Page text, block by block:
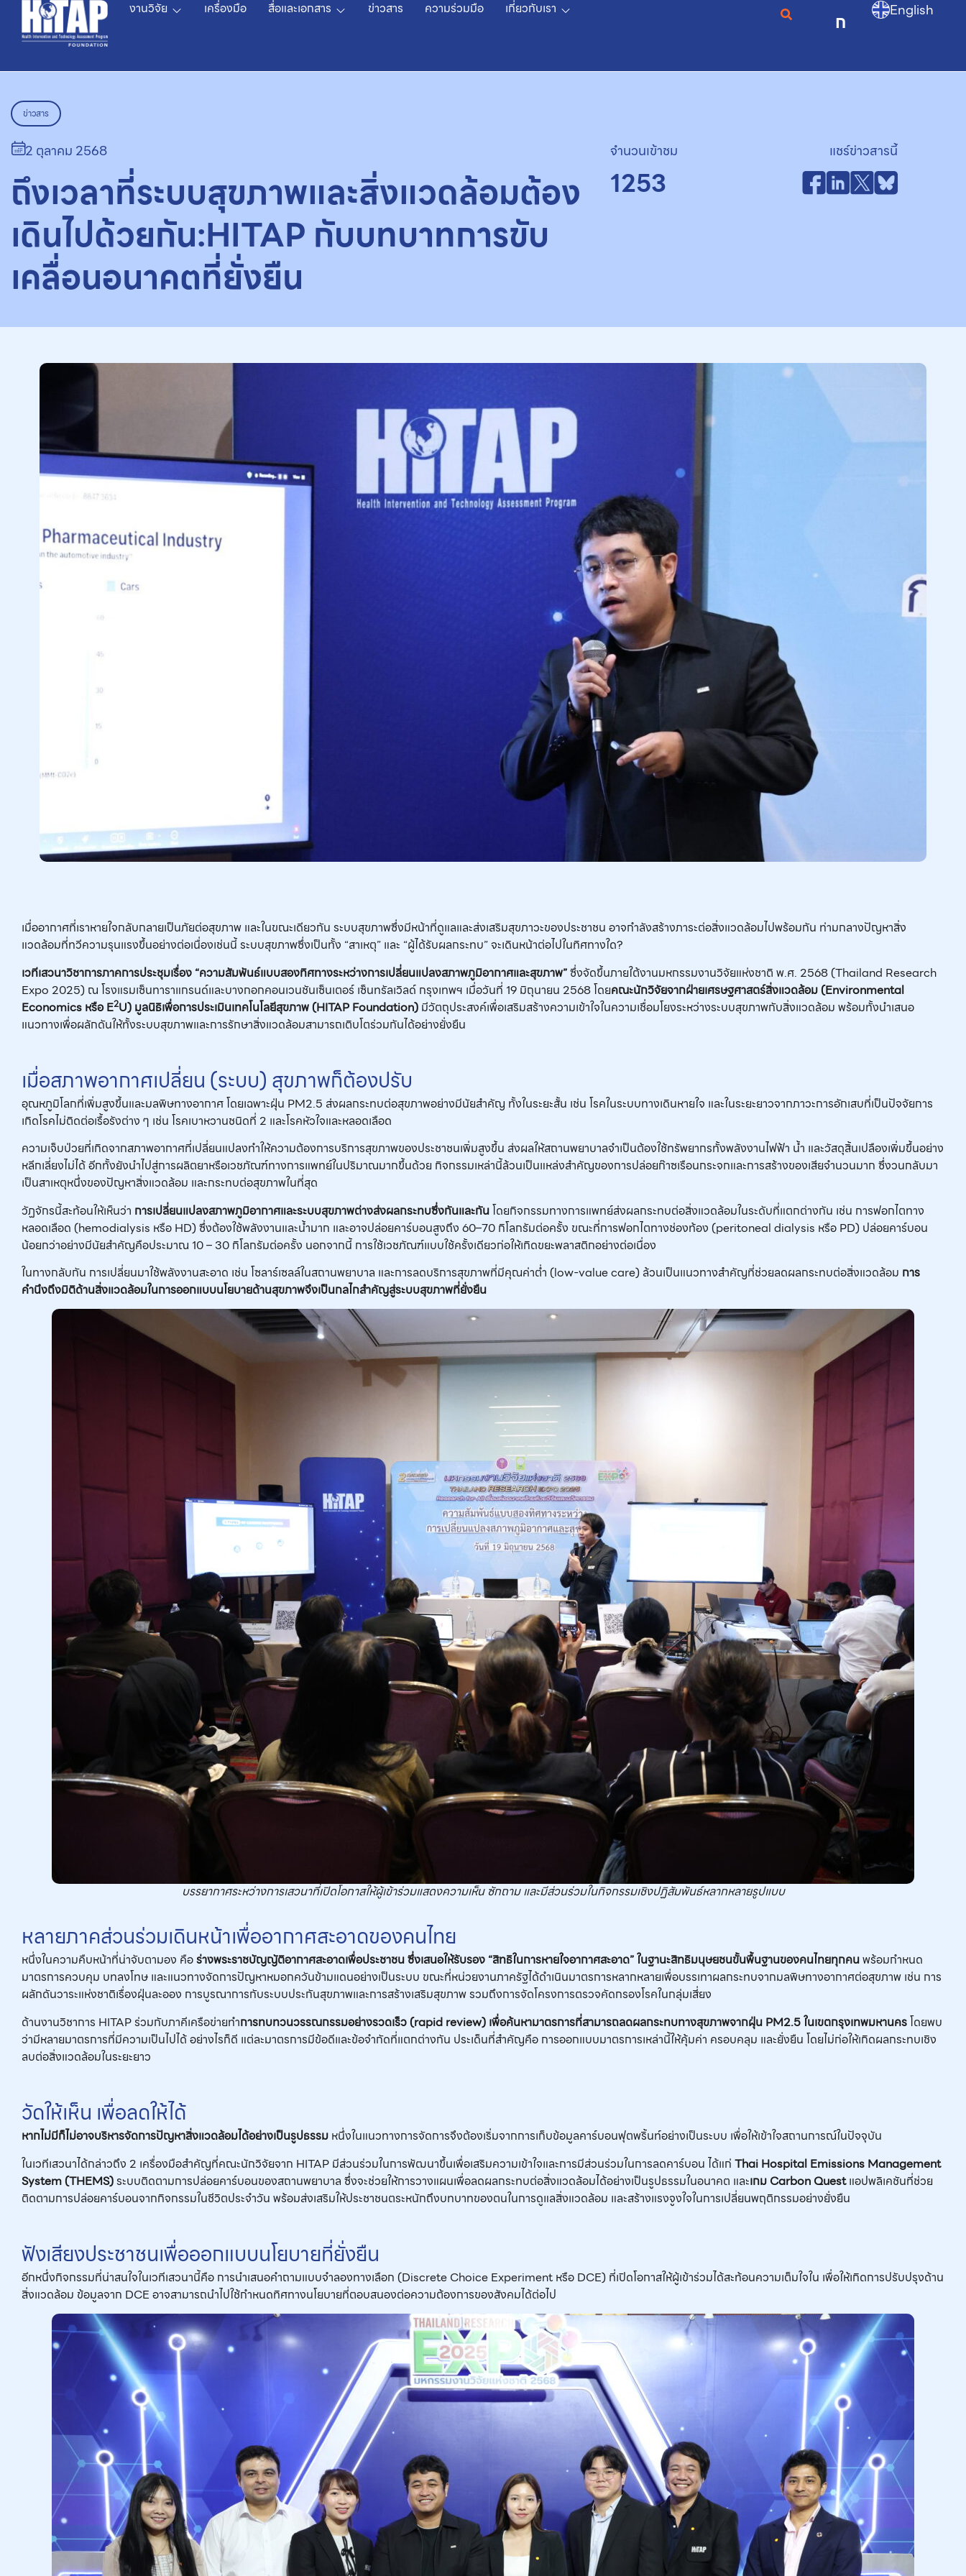
งานวิจัย เครื่องมือ สื่อและเอกสาร ข่าวสาร ความร่วมมือ เกี่ยวกับเรา
ก English
ข่าวสาร
2 ตุลาคม 2568
ถึงเวลาที่ระบบสุขภาพและสิ่งแวดล้อมต้อง
เดินไปด้วยกัน:HITAP กับบทบาทการขับ
เคลื่อนอนาคตที่ยั่งยืน
จำนวนเข้าชม
1253
แชร์ข่าวสารนี้
เมื่ออากาศที่เราหายใจกลับกลายเป็นภัยต่อสุขภาพ และในขณะเดียวกัน ระบบสุขภาพซึ่งมีหน้าที่ดูแลและส่งเสริมสุขภาวะของประชาชน อาจกำลังสร้างภาระต่อสิ่งแวดล้อมไปพร้อมกัน ท่ามกลางปัญหาสิ่ง
แวดล้อมที่ทวีความรุนแรงขึ้นอย่างต่อเนื่องเช่นนี้ ระบบสุขภาพซึ่งเป็นทั้ง “สาเหตุ” และ “ผู้ได้รับผลกระทบ” จะเดินหน้าต่อไปในทิศทางใด?
เวทีเสวนาวิชาการภาคการประชุมเรื่อง “ความสัมพันธ์แบบสองทิศทางระหว่างการเปลี่ยนแปลงสภาพภูมิอากาศและสุขภาพ”ซึ่งจัดขึ้นภายใต้งานมหกรรมงานวิจัยแห่งชาติ พ.ศ. 2568 (Thailand Research
Expo 2025) ณ โรงแรมเซ็นทาราแกรนด์และบางกอกคอนเวนชันเซ็นเตอร์ เซ็นทรัลเวิลด์ กรุงเทพฯ เมื่อวันที่ 19 มิถุนายน 2568 โดยคณะนักวิจัยจากฝ่ายเศรษฐศาสตร์สิ่งแวดล้อม (Environmental
Economics หรือE2U) มูลนิธิเพื่อการประเมินเทคโนโลยีสุขภาพ (HITAP Foundation) มีวัตถุประสงค์เพื่อเสริมสร้างความเข้าใจในความเชื่อมโยงระหว่างระบบสุขภาพกับสิ่งแวดล้อม พร้อมทั้งนำเสนอ
แนวทางเพื่อผลักดันให้ทั้งระบบสุขภาพและการรักษาสิ่งแวดล้อมสามารถเติบโตร่วมกันได้อย่างยั่งยืน
เมื่อสภาพอากาศเปลี่ยน (ระบบ) สุขภาพก็ต้องปรับ
อุณหภูมิโลกที่เพิ่มสูงขึ้นและมลพิษทางอากาศ โดยเฉพาะฝุ่น PM2.5 ส่งผลกระทบต่อสุขภาพอย่างมีนัยสำคัญ ทั้งในระยะสั้น เช่น โรคในระบบทางเดินหายใจ และในระยะยาวจากภาวะการอักเสบที่เป็นปัจจัยการ
เกิดโรคไม่ติดต่อเรื้อรังต่าง ๆ เช่น โรคเบาหวานชนิดที่ 2 และโรคหัวใจและหลอดเลือด
ความเจ็บป่วยที่เกิดจากสภาพอากาศที่เปลี่ยนแปลงทำให้ความต้องการบริการสุขภาพของประชาชนเพิ่มสูงขึ้น ส่งผลให้สถานพยาบาลจำเป็นต้องใช้ทรัพยากรทั้งพลังงานไฟฟ้า น้ำ และวัสดุสิ้นเปลืองเพิ่มขึ้นอย่าง
หลีกเลี่ยงไม่ได้ อีกทั้งยังนำไปสู่การผลิตยาหรือเวชภัณฑ์ทางการแพทย์ในปริมาณมากขึ้นด้วย กิจกรรมเหล่านี้ล้วนเป็นแหล่งสำคัญของการปล่อยก๊าซเรือนกระจกและการสร้างของเสียจำนวนมาก ซึ่งวนกลับมา
เป็นสาเหตุหนึ่งของปัญหาสิ่งแวดล้อม และกระทบต่อสุขภาพในที่สุด
วัฏจักรนี้สะท้อนให้เห็นว่า การเปลี่ยนแปลงสภาพภูมิอากาศและระบบสุขภาพต่างส่งผลกระทบซึ่งกันและกันโดยกิจกรรมทางการแพทย์ส่งผลกระทบต่อสิ่งแวดล้อมในระดับที่แตกต่างกัน เช่น การฟอกไตทาง
หลอดเลือด (hemodialysis หรือ HD) ซึ่งต้องใช้พลังงานและน้ำมาก และอาจปล่อยคาร์บอนสูงถึง 60–70 กิโลกรัมต่อครั้ง ขณะที่การฟอกไตทางช่องท้อง (peritoneal dialysis หรือ PD) ปล่อยคาร์บอน
น้อยกว่าอย่างมีนัยสำคัญคือประมาณ 10 – 30 กิโลกรัมต่อครั้ง นอกจากนี้ การใช้เวชภัณฑ์แบบใช้ครั้งเดียวก่อให้เกิดขยะพลาสติกอย่างต่อเนื่อง
ในทางกลับกัน การเปลี่ยนมาใช้พลังงานสะอาด เช่น โซลาร์เซลล์ในสถานพยาบาล และการลดบริการสุขภาพที่มีคุณค่าต่ำ (low-value care) ล้วนเป็นแนวทางสำคัญที่ช่วยลดผลกระทบต่อสิ่งแวดล้อม การ
คำนึงถึงมิติด้านสิ่งแวดล้อมในการออกแบบนโยบายด้านสุขภาพจึงเป็นกลไกสำคัญสู่ระบบสุขภาพที่ยั่งยืน
บรรยากาศระหว่างการเสวนาที่เปิดโอกาสให้ผู้เข้าร่วมแสดงความเห็น ซักถาม และมีส่วนร่วมในกิจกรรมเชิงปฏิสัมพันธ์หลากหลายรูปแบบ
หลายภาคส่วนร่วมเดินหน้าเพื่ออากาศสะอาดของคนไทย
หนึ่งในความคืบหน้าที่น่าจับตามอง คือร่างพระราชบัญญัติอากาศสะอาดเพื่อประชาชน ซึ่งเสนอให้รับรอง “สิทธิในการหายใจอากาศสะอาด” ในฐานะสิทธิมนุษยชนขั้นพื้นฐานของคนไทยทุกคนพร้อมกำหนด
มาตรการควบคุม บทลงโทษ และแนวทางจัดการปัญหาหมอกควันข้ามแดนอย่างเป็นระบบ ขณะที่หน่วยงานภาครัฐได้ดำเนินมาตรการหลากหลายเพื่อบรรเทาผลกระทบจากมลพิษทางอากาศต่อสุขภาพ เช่น การ
ผลักดันวาระแห่งชาติเรื่องฝุ่นละออง การบูรณาการกับระบบประกันสุขภาพและการสร้างเสริมสุขภาพ รวมถึงการจัดโครงการตรวจคัดกรองโรคในกลุ่มเสี่ยง
ด้านงานวิชาการ HITAP ร่วมกับภาคีเครือข่ายทำการทบทวนวรรณกรรมอย่างรวดเร็ว (rapid review) เพื่อค้นหามาตรการที่สามารถลดผลกระทบทางสุขภาพจากฝุ่น PM2.5ในเขตกรุงเทพมหานครโดยพบ
ว่ามีหลายมาตรการที่มีความเป็นไปได้ อย่างไรก็ดี แต่ละมาตรการมีข้อดีและข้อจำกัดที่แตกต่างกัน ประเด็นที่สำคัญคือ การออกแบบมาตรการเหล่านี้ให้คุ้มค่า ครอบคลุม และยั่งยืน โดยไม่ก่อให้เกิดผลกระทบเชิง
ลบต่อสิ่งแวดล้อมในระยะยาว
วัดให้เห็น เพื่อลดให้ได้
หากไม่มีก็ไม่อาจบริหารจัดการปัญหาสิ่งแวดล้อมได้อย่างเป็นรูปธรรม หนึ่งในแนวทางการจัดการจึงต้องเริ่มจากการเก็บข้อมูลคาร์บอนฟุตพริ้นท์อย่างเป็นระบบ เพื่อให้เข้าใจสถานการณ์ในปัจจุบัน
ในเวทีเสวนาได้กล่าวถึง 2 เครื่องมือสำคัญที่คณะนักวิจัยจาก HITAP มีส่วนร่วมในการพัฒนาขึ้นเพื่อเสริมความเข้าใจและการมีส่วนร่วมในการลดคาร์บอน ได้แก่ Thai Hospital Emissions Management
System (THEMS)ระบบติดตามการปล่อยคาร์บอนของสถานพยาบาล ซึ่งจะช่วยให้การวางแผนเพื่อลดผลกระทบต่อสิ่งแวดล้อมได้อย่างเป็นรูปธรรมในอนาคต และเกม Carbon Questแอปพลิเคชันที่ช่วย
ติดตามการปล่อยคาร์บอนจากกิจกรรมในชีวิตประจำวัน พร้อมส่งเสริมให้ประชาชนตระหนักถึงบทบาทของตนในการดูแลสิ่งแวดล้อม และสร้างแรงจูงใจในการเปลี่ยนพฤติกรรมอย่างยั่งยืน
ฟังเสียงประชาชนเพื่อออกแบบนโยบายที่ยั่งยืน
อีกหนึ่งกิจกรรมที่น่าสนใจในเวทีเสวนานี้คือ การนำเสนอคำถามแบบจำลองทางเลือก (Discrete Choice Experiment หรือ DCE) ที่เปิดโอกาสให้ผู้เข้าร่วมได้สะท้อนความเต็มใจใน เพื่อให้เกิดการปรับปรุงด้าน
สิ่งแวดล้อม ข้อมูลจาก DCE อาจสามารถนำไปใช้กำหนดทิศทางนโยบายที่ตอบสนองต่อความต้องการของสังคมได้ต่อไป